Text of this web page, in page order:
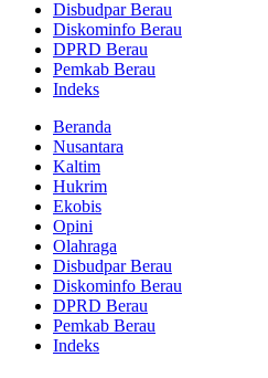
Disbudpar Berau
Diskominfo Berau
DPRD Berau
Pemkab Berau
Indeks
Beranda
Nusantara
Kaltim
Hukrim
Ekobis
Opini
Olahraga
Disbudpar Berau
Diskominfo Berau
DPRD Berau
Pemkab Berau
Indeks